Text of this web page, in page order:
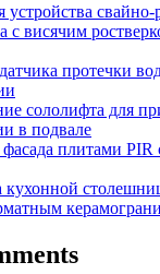
устройства свайно-
с висячим
протечки
сололифта для
в подвале
плитами
кухонной